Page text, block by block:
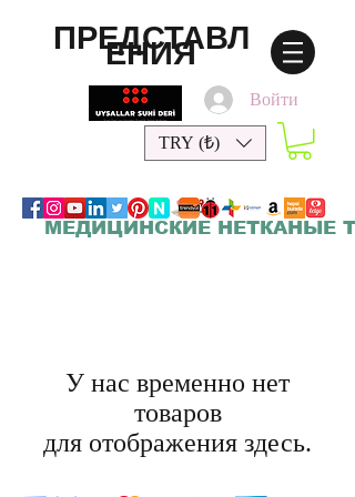
ПРЕДСТАВЛ
ЕНИЯ
Войти
TRY (₺)
МЕДИЦИНСКИЕ НЕТКАНЫЕ
У нас временно нет
товаров
для отображения здесь.